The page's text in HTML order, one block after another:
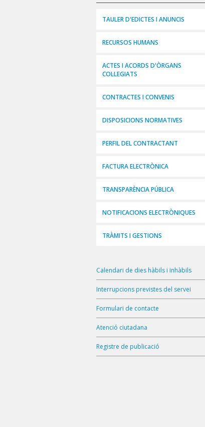
TAULER D'EDICTES I ANUNCIS
RECURSOS HUMANS
ACTES I ACORDS D'ÒRGANS
COL·LEGIATS
CONTRACTES I CONVENIS
DISPOSICIONS NORMATIVES
PERFIL DEL CONTRACTANT
FACTURA ELECTRÒNICA
TRANSPARÈNCIA PÚBLICA
NOTIFICACIONS ELECTRÒNIQUES
TRÀMITS I GESTIONS
Calendari de dies hàbils i inhàbils
Interrupcions previstes del servei
Formulari de contacte
Atenció ciutadana
Registre de publicació